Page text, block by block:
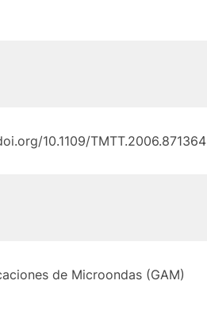
10.1109/TMTT.2006.871364
de Microondas (GAM)